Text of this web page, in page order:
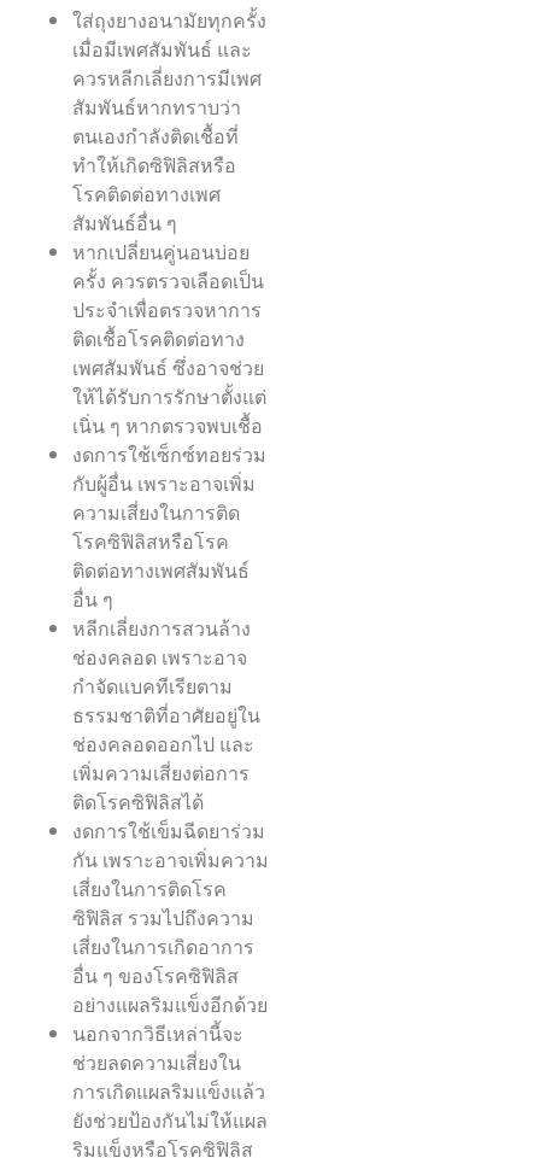
ใส่ถุงยางอนามัยทุกครั้ง
เมื่อมีเพศสัมพันธ์ และ
ควรหลีกเลี่ยงการมีเพศ
สัมพันธ์หากทราบว่า
ตนเองกำลังติดเชื้อที่
ทำให้เกิดซิฟิลิสหรือ
โรคติดต่อทางเพศ
สัมพันธ์อื่น ๆ
หากเปลี่ยนคู่นอนบ่อย
ครั้ง ควรตรวจเลือดเป็น
ประจำเพื่อตรวจหาการ
ติดเชื้อโรคติดต่อทาง
เพศสัมพันธ์ ซึ่งอาจช่วย
ให้ได้รับการรักษาตั้งแต่
เนิ่น ๆ หากตรวจพบเชื้อ
งดการใช้เซ็กซ์ทอยร่วม
กับผู้อื่น เพราะอาจเพิ่ม
ความเสี่ยงในการติด
โรคซิฟิลิสหรือโรค
ติดต่อทางเพศสัมพันธ์
อื่น ๆ
หลีกเลี่ยงการสวนล้าง
ช่องคลอด เพราะอาจ
กำจัดแบคทีเรียตาม
ธรรมชาติที่อาศัยอยู่ใน
ช่องคลอดออกไป และ
เพิ่มความเสี่ยงต่อการ
ติดโรคซิฟิลิสได้
งดการใช้เข็มฉีดยาร่วม
กัน เพราะอาจเพิ่มความ
เสี่ยงในการติดโรค
ซิฟิลิส รวมไปถึงความ
เสี่ยงในการเกิดอาการ
อื่น ๆ ของโรคซิฟิลิส
อย่างแผลริมแข็งอีกด้วย
นอกจากวิธีเหล่านี้จะ
ช่วยลดความเสี่ยงใน
การเกิดแผลริมแข็งแล้ว
ยังช่วยป้องกันไม่ให้แผล
ริมแข็งหรือโรคซิฟิลิส